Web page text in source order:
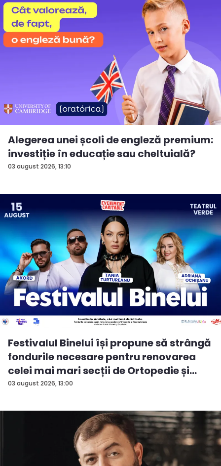
03 august 2026, 13:10
Alegerea unei școli de engleză premium:
investiție în educație sau cheltuială?
03 august 2026, 13:00
Festivalul Binelui își propune să strângă
fondurile necesare pentru renovarea
celei mai mari secții de Ortopedie și
Tra...